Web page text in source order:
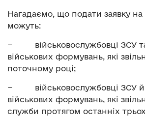
Нагадаємо, що подати заявку на
можуть:
− військовослужбовці ЗСУ
військових формувань, які
поточному році;
− військовослужбовці ЗСУ й
військових формувань, які
служби протягом останніх трьох